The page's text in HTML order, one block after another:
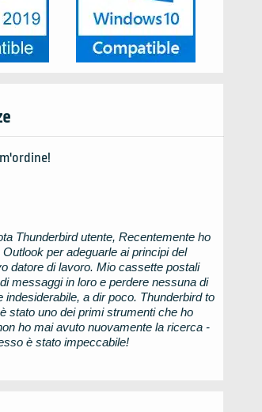
Thunderbirdutente, Recentemente ho
Outlook per adeguarle ai principi del
datore di lavoro. Mio cassette postali
messaggi in loro e perdere nessuna di
indesiderabile, a dir poco. Thunderbird to
stato uno dei primi strumenti che ho
ho mai avuto nuovamente la ricerca -
è stato impeccabile!